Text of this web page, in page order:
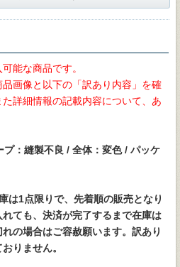
能な商品です。
画像と以下の「訳あり内容」を確
詳細情報の記載内容について、あ
プ：縫製不良 / 全体：変色 / パッケ
は1点限りで、先着順の販売となり
ても、決済が完了するまで在庫は
の場合はご容赦願います。訳あり
りません。